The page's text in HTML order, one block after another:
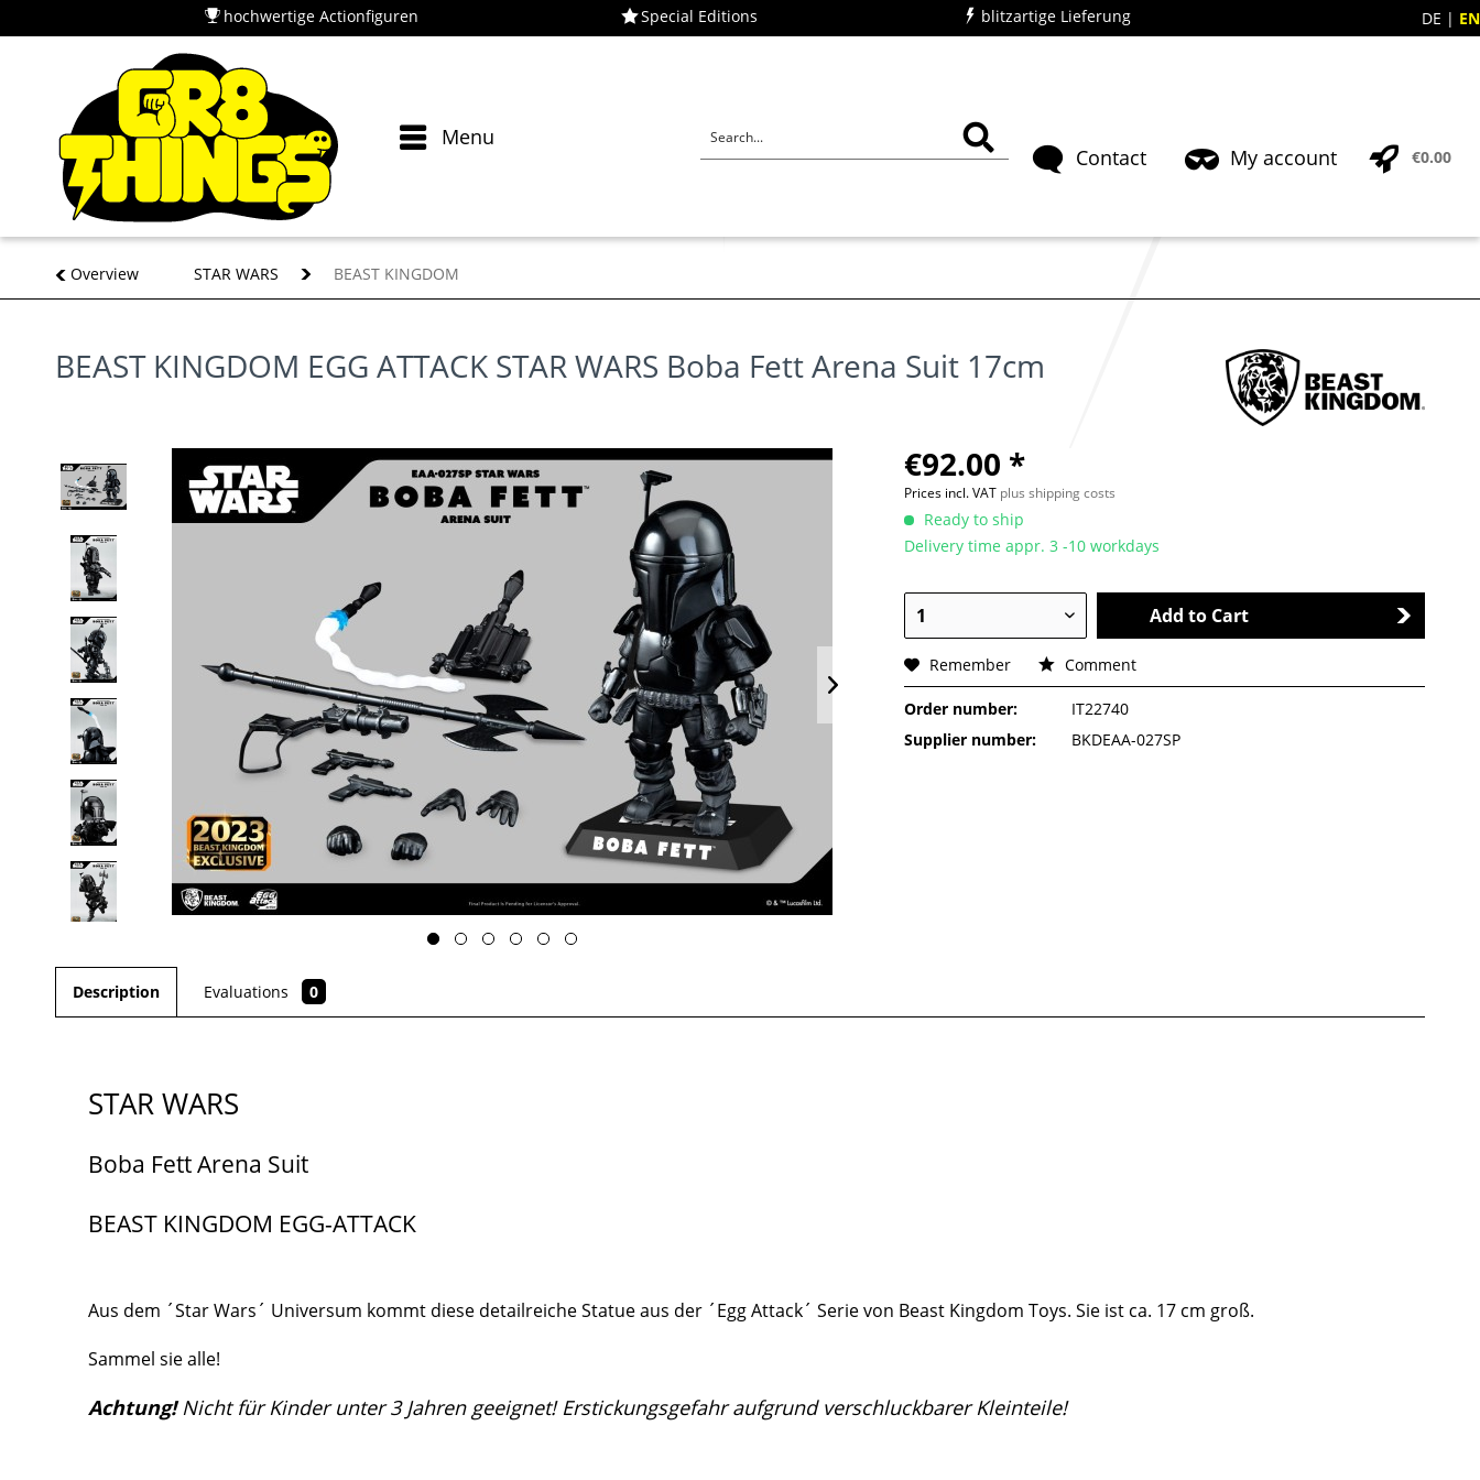
hochwertige Actionfiguren Special Editions blitzartige Lieferung DE EN
Menu
Contact My account €0.00
Overview STAR WARS BEAST KINGDOM
BEAST KINGDOM EGG ATTACK STAR WARS Boba Fett Arena Suit 17cm
€92.00 *
Prices incl. VAT plus shipping costs
Ready to ship
Delivery time appr. 3 -10 workdays
Add to Cart
Remember Comment
Order number:
IT22740
Supplier number:
BKDEAA-027SP
Description Evaluations 0
STAR WARS
Boba Fett Arena Suit
BEAST KINGDOM EGG-ATTACK
Aus dem ´Star Wars´ Universum kommt diese detailreiche Statue aus der ´Egg Attack´ Serie von Beast Kingdom Toys. Sie ist ca. 17 cm groß.
Sammel sie alle!
Achtung!Nicht für Kinder unter 3 Jahren geeignet! Erstickungsgefahr aufgrund verschluckbarer Kleinteile!